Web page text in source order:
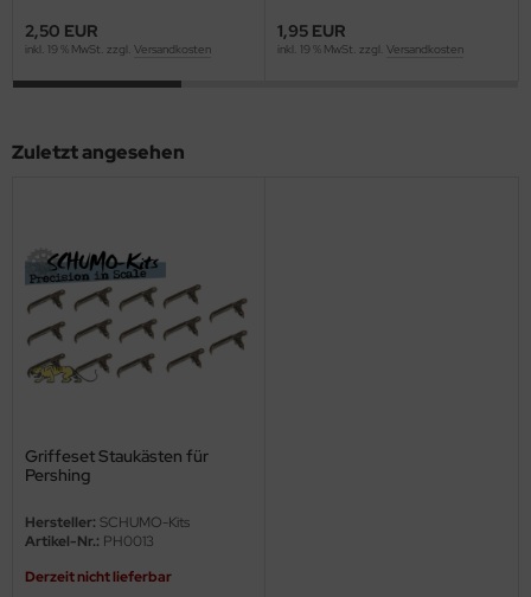
2,50 EUR
inkl. 19 % MwSt. zzgl. Versandkosten
1,95 EUR
inkl. 19 % MwSt. zzgl. Versandkosten
Zuletzt angesehen
Griffeset Staukästen für
Pershing
Hersteller: SCHUMO-Kits
Artikel-Nr.: PH0013
Derzeit nicht lieferbar
Models
Boss
Craft
Models
Model